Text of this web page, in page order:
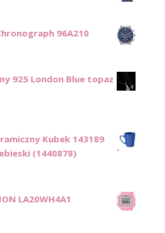
96A210
925 London Blue topaz
Kubek 143189
(1440878)
LA20WH4A1